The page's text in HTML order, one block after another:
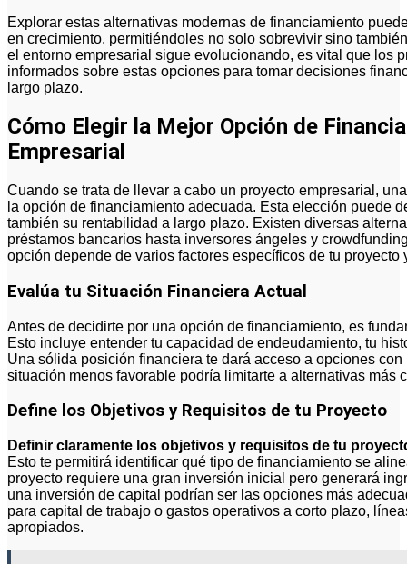
Explorar estas alternativas modernas de financiamiento
en crecimiento, permitiéndoles no solo sobrevivir sino
el entorno empresarial sigue evolucionando, es vital que los
informados sobre estas opciones para tomar decisiones
largo plazo.
Cómo Elegir la Mejor Opción de
Empresarial
Cuando se trata de llevar a cabo un proyecto empresarial,
la opción de financiamiento adecuada. Esta elección puede
también su rentabilidad a largo plazo. Existen diversas
préstamos bancarios hasta inversores ángeles y
opción depende de varios factores específicos de tu proyecto
Evalúa tu Situación Financiera Actual
Antes de decidirte por una opción de financiamiento, es
Esto incluye entender tu capacidad de endeudamiento, tu
Una sólida posición financiera te dará acceso a opciones
situación menos favorable podría limitarte a alternativas más
Define los Objetivos y Requisitos de tu Proyecto
Definir claramente los objetivos y requisitos de tu
Esto te permitirá identificar qué tipo de financiamiento se
proyecto requiere una gran inversión inicial pero generará
una inversión de capital podrían ser las opciones más
para capital de trabajo o gastos operativos a corto plazo,
apropiados.